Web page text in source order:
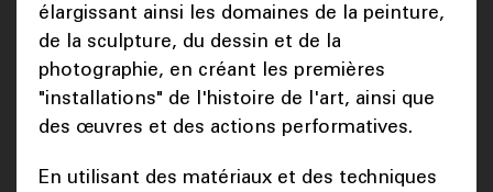
élargissant ainsi les domaines de la peinture,
de la sculpture, du dessin et de la
photographie, en créant les premières
"installations" de l'histoire de l'art, ainsi que
des œuvres et des actions performatives.
En utilisant des matériaux et des techniques